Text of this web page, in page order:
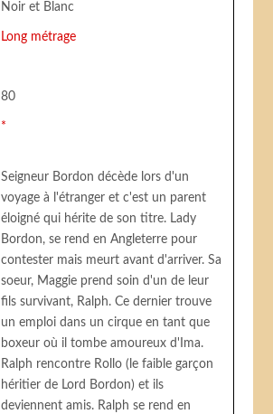
Noir et Blanc
Long métrage
80
*
Seigneur Bordon décède lors d'un
voyage à l'étranger et c'est un parent
éloigné qui hérite de son titre. Lady
Bordon, se rend en Angleterre pour
contester mais meurt avant d'arriver. Sa
soeur, Maggie prend soin d'un de leur
fils survivant, Ralph. Ce dernier trouve
un emploi dans un cirque en tant que
boxeur où il tombe amoureux d'Ima.
Ralph rencontre Rollo (le faible garçon
héritier de Lord Bordon) et ils
deviennent amis. Ralph se rend en